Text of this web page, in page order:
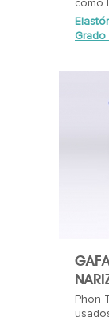
como
Phon